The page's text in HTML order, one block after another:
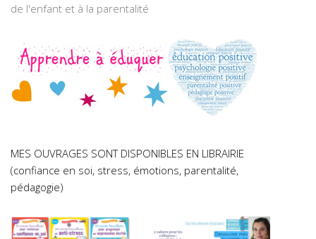
de l'enfant et à la parentalité
MES OUVRAGES SONT DISPONIBLES EN LIBRAIRIE
(confiance en soi, stress, émotions, parentalité,
pédagogie)